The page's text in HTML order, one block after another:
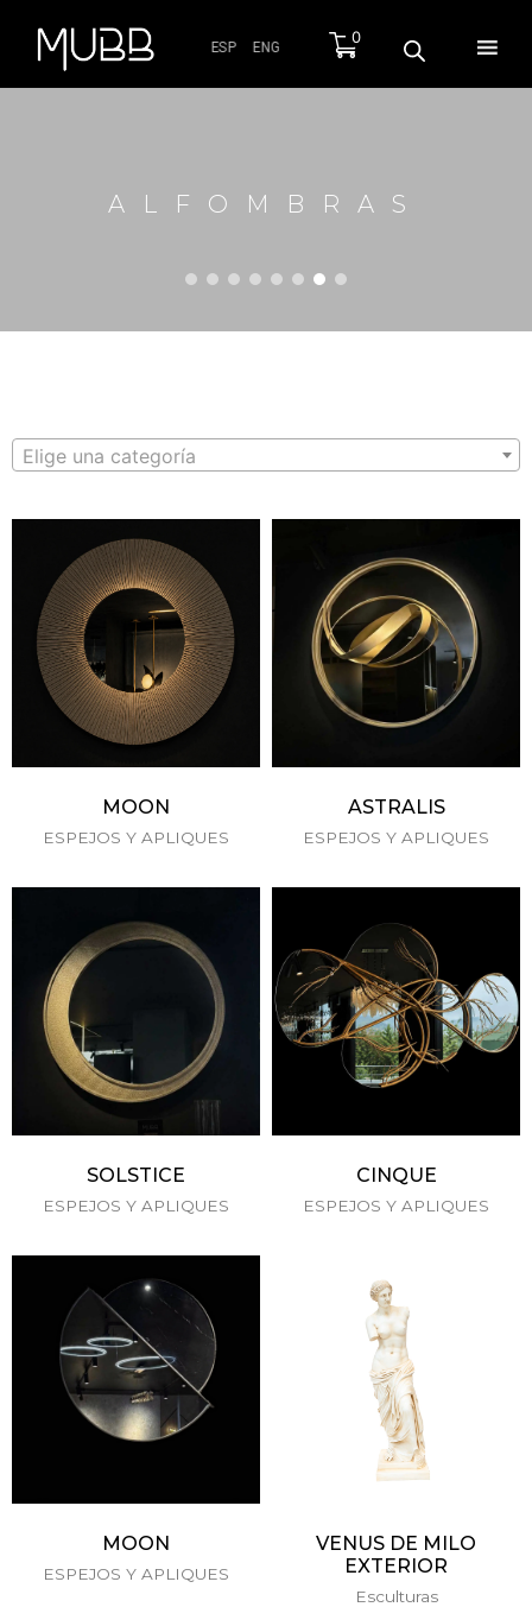
ESP ENG
0
ALFOMBRAS
Elige una categoría
MOON
ESPEJOS Y APLIQUES
ASTRALIS
ESPEJOS Y APLIQUES
SOLSTICE
ESPEJOS Y APLIQUES
CINQUE
ESPEJOS Y APLIQUES
MOON
ESPEJOS Y APLIQUES
VENUS DE MILO
EXTERIOR
Esculturas